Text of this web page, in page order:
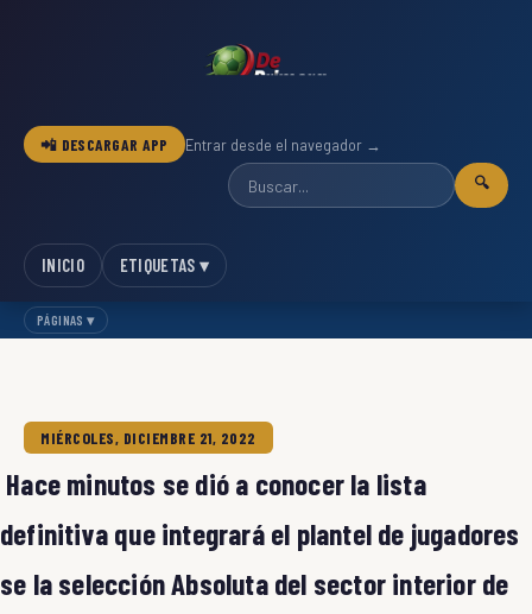
📲 DESCARGAR APP Entrar desde el navegador →
🔍
INICIO ETIQUETAS ▾
PÁGINAS ▾
MIÉRCOLES, DICIEMBRE 21, 2022
Hace minutos se dió a conocer la lista
definitiva que integrará el plantel de jugadores
se la selección Absoluta del sector interior de